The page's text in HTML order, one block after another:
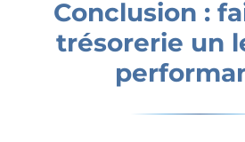
Conclusion :
trésorerie un